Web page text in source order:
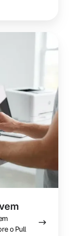
o Pull